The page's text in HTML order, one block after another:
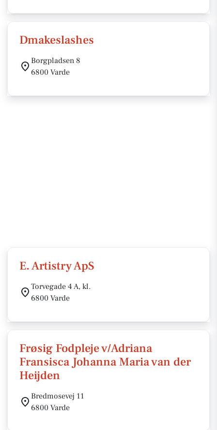
Dmakeslashes
Borgpladsen 8
6800 Varde
E. Artistry ApS
Torvegade 4 A, kl.
6800 Varde
Frøsig Fodpleje v/Adriana
Fransisca Johanna Maria van der
Heijden
Bredmosevej 11
6800 Varde